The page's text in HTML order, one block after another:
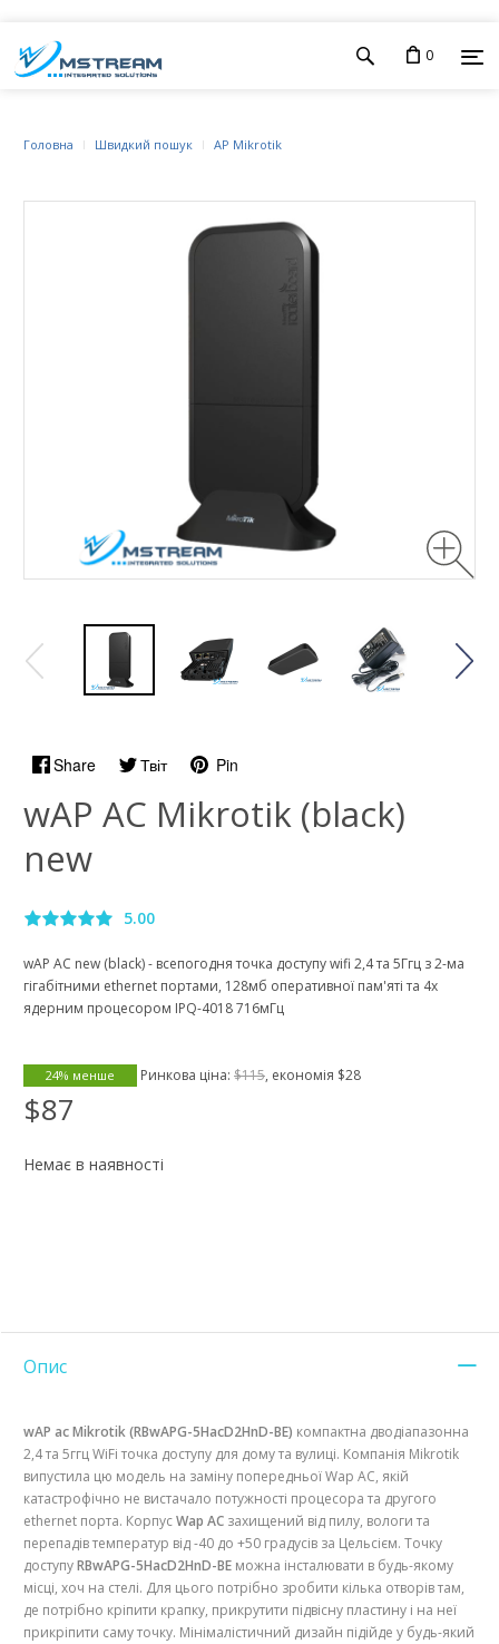
0
Головна Швидкий пошук AP Mikrotik
Share Твіт Pin
wAP AC Mikrotik (black)
new
5.00
wAP AC new (black) - всепогодня точка доступу wifi 2,4 та 5Ггц з 2-ма
гігабітними ethernet портами, 128мб оперативної пам'яті та 4х
ядерним процесором IPQ-4018 716мГц
24% менше Ринкова ціна: $115, економія $28
$87
Немає в наявності
Опис
wAP ac Mikrotik (RBwAPG-5HacD2HnD-BE) компактна дводіапазонна
2,4 та 5ггц WiFi точка доступу для дому та вулиці. Компанія Mikrotik
випустила цю модель на заміну попередньої Wap AC, якій
катастрофічно не вистачало потужності процесора та другого
ethernet порта. КорпусWap AC захищений від пилу, вологи та
перепадів температур від -40 до +50 градусів за Цельсієм. Точку
доступуRBwAPG-5HacD2HnD-BE можна інсталювати в будь-якому
місці, хоч на стелі. Для цього потрібно зробити кілька отворів там,
де потрібно кріпити крапку, прикрутити підвісну пластину і на неї
прикріпити саму точку. Мінімалістичний дизайн підійде у будь-який